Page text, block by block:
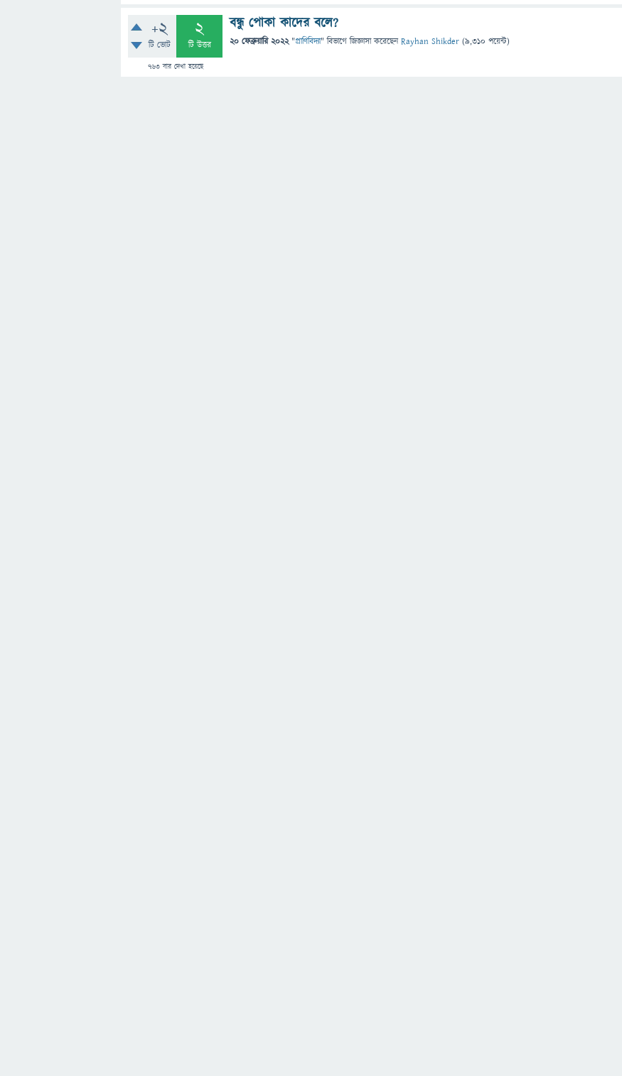
+2
টি ভোট
2
টি উত্তর
763বার দেখা হয়েছে
বন্ধু পোকা কাদের বলে?
20 ফেব্রুয়ারি 2022 "প্রাণিবিদ্যা" বিভাগে জিজ্ঞাসাকরেছেনRayhan Shikder (9,310 পয়েন্ট)